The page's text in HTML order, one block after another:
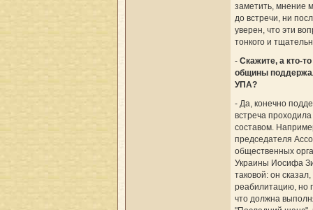
заметить, мнение
до встречи, ни
уверен, что эти
тонкого и
- Скажите, а кто-
общины
УПА?
- Да, конечно
встреча
составом.
председателя
общественных
Украины Иосифа
таковой: он
реабилитацию, но
что должна